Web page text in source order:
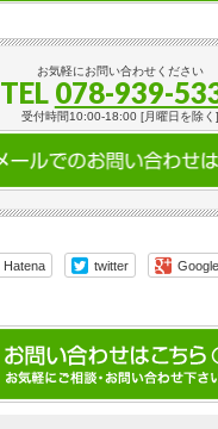
お気軽にお問い合わせください
TEL 078-939-
受付時間10:00-18:00 [月曜日を除く]
Hatena twitter